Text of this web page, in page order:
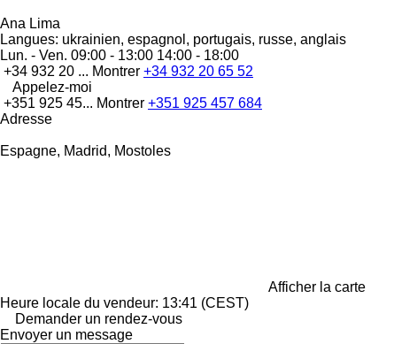
Ana Lima
Langues: ukrainien, espagnol, portugais, russe, anglais
Lun. - Ven. 09:00 - 13:00 14:00 - 18:00
+34 932 20 ... Montrer +34 932 20 65 52
Appelez-moi
+351 925 45... Montrer +351 925 457 684
Adresse
Espagne, Madrid, Mostoles
Afficher la carte
Heure locale du vendeur: 13:41 (CEST)
Demander un rendez-vous
Envoyer un message